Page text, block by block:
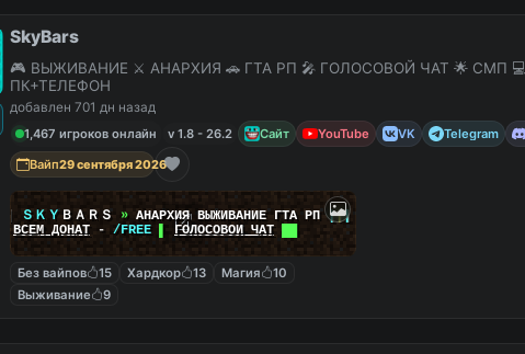
SkyBars
🎮 ВЫЖИВАНИЕ ⚔️ АНАРХИЯ 🚗 ГТА РП 🎤 ГОЛОСОВОЙ ЧАТ 🌟 СМП 💻
ПК+ТЕЛЕФОН
добавлен 701 дн назад
1,467 игроков онлайн
v 1.8 - 26.2 Сайт YouTube VK Telegram
Вайп29 сентября 2026
ＳＫＹ ＢＡＲＳ » АНАРХИЯ ВЫЖИВАНИЕ ГТА РП|||
ВСЕМ ДОНАТ - /FREE ГОЛОСОВОЙ ЧАТ
Без вайпов 15 Хардкор 13 Магия
10
Выживание
9